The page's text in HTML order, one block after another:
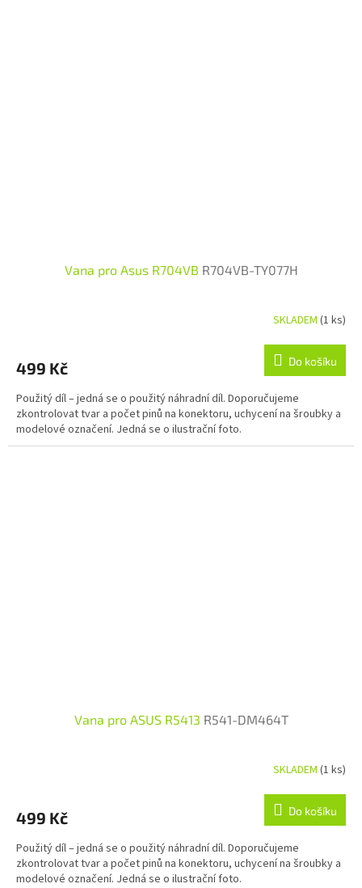
Vana pro Asus R704VB R704VB-TY077H
SKLADEM (1 ks)
499 Kč Do košíku
Použitý díl – jedná se o použitý náhradní díl. Doporučujeme
zkontrolovat tvar a počet pinů na konektoru, uchycení na šroubky a
modelové označení. Jedná se o ilustrační foto.
Vana pro ASUS R5413 R541-DM464T
SKLADEM (1 ks)
499 Kč Do košíku
Použitý díl – jedná se o použitý náhradní díl. Doporučujeme
zkontrolovat tvar a počet pinů na konektoru, uchycení na šroubky a
modelové označení. Jedná se o ilustrační foto.